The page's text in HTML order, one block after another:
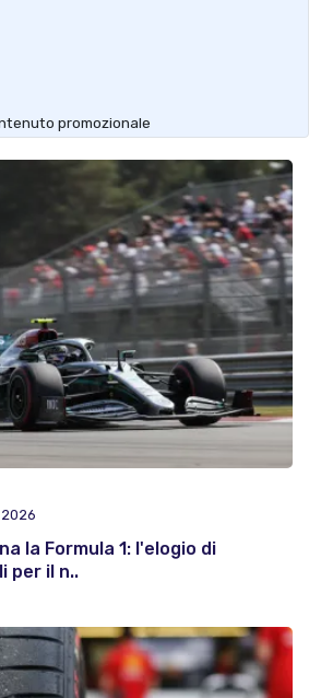
promozionale
la Formula 1: l'elogio di
per il n..